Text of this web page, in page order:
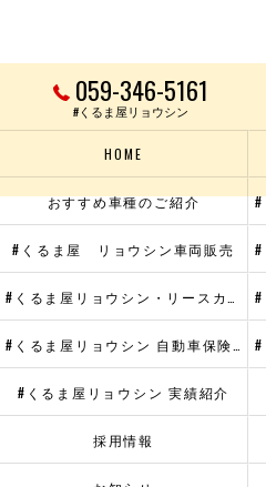
059-346-5161
#くるま屋リョウシン
HOME
おすすめ車種のご紹介
#くるま屋 リョウシン車両販売
#くるま屋リョウシン 実績紹介
採用情報